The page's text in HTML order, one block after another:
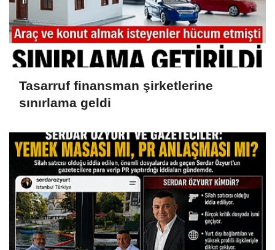
Tasarruf finansman şirketlerine
sınırlama geldi